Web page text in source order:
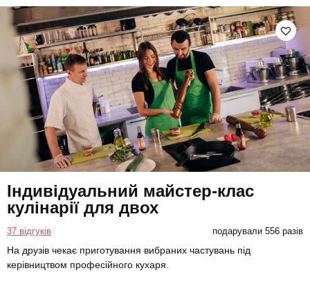
Індивідуальний майстер-клас
кулінарії для двох
37 відгуків подарували 556 разів
На друзів чекає приготування вибраних частувань під
керівництвом професійного кухаря.